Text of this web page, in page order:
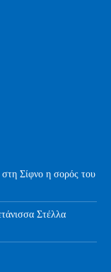
στη Σίφνο η σορός του
Στέλλα